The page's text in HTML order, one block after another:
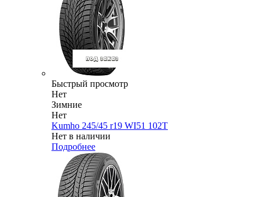
Быстрый просмотр
Нет
Зимние
Нет
Kumho 245/45 r19 WI51 102T
Нет в наличии
Подробнее